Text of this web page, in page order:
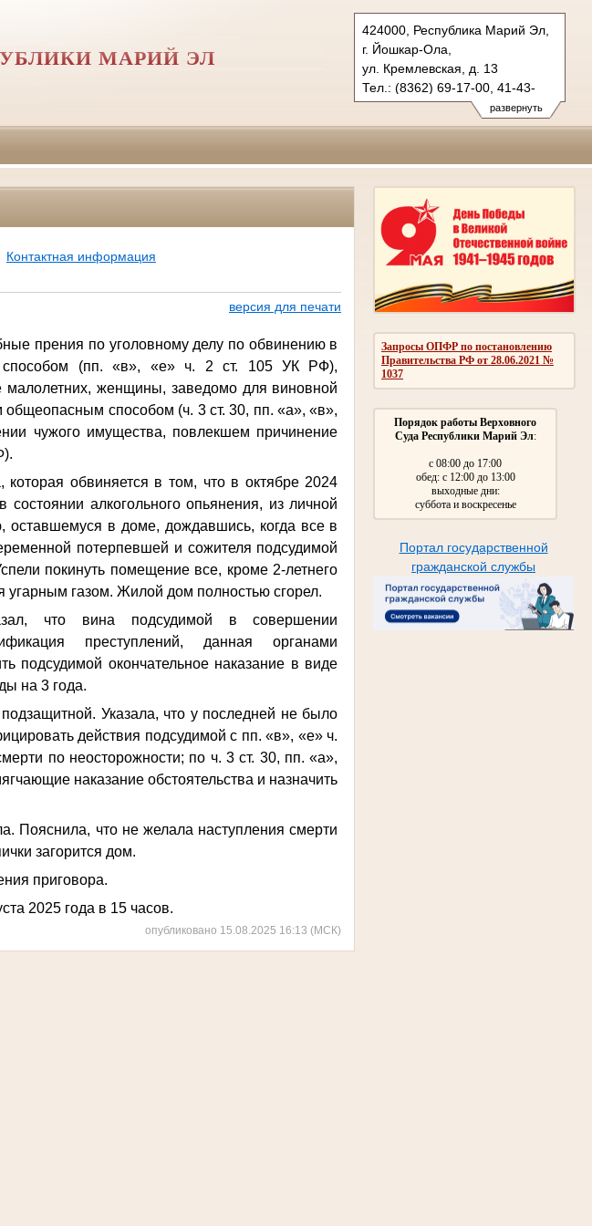
развернуть
424000, Республика Марий Эл,
г. Йошкар-Ола,
ул. Кремлевская, д. 13
Тел.: (8362) 69-17-00, 41-43-
89 (ф.)
vs.mari@sudrf.ru
МАРИЙ ЭЛ
Запросы ОПФР по постановлению
Правительства РФ от 28.06.2021 №
1037
Порядок работы Верховного
Суда Республики Марий Эл:
с 08:00 до 17:00
обед: с 12:00 до 13:00
выходные дни:
суббота и воскресенье
Портал государственной
гражданской службы
Контактная информация
версия для печати
прения по уголовному делу по обвинению в
способом (пп. «в», «е» ч. 2 ст. 105 УК РФ),
женщины, заведомо для виновной
способом (ч. 3 ст. 30, пп. «а», «в»,
чужого имущества, повлекшем причинение
обвиняется в том, что в октябре 2024
алкогольного опьянения, из личной
оставшемуся в доме, дождавшись, когда все в
потерпевшей и сожителя подсудимой
покинуть помещение все, кроме 2-летнего
угарным газом. Жилой дом полностью сгорел.
что вина подсудимой в совершении
преступлений, данная органами
подсудимой окончательное наказание в виде
на 3 года.
Указала, что у последней не было
действия подсудимой с пп. «в», «е» ч.
по неосторожности; по ч. 3 ст. 30, пп. «а»,
наказание обстоятельства и назначить
Пояснила, что не желала наступления смерти
загорится дом.
приговора.
2025 года в 15 часов.
опубликовано 15.08.2025 16:13 (МСК)